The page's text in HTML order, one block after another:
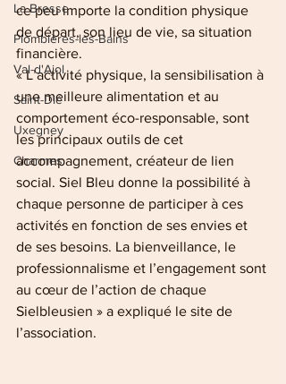
La Bresse
Plombières-les-Bains
Val-d'Ajol
Saint-Dié
Uxegney
Charmes
ce peu importe la condition physique
de départ, son lieu de vie, sa situation
financière.
« L’activité physique, la sensibilisation à
une meilleure alimentation et au
comportement éco-responsable, sont
les principaux outils de cet
accompagnement, créateur de lien
social. Siel Bleu donne la possibilité à
chaque personne de participer à ces
activités en fonction de ses envies et
de ses besoins. La bienveillance, le
professionnalisme et l’engagement sont
au cœur de l’action de chaque
Sielbleusien » a expliqué le site de
l’association.